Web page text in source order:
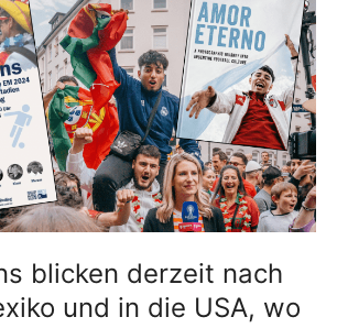
blicken derzeit nach
und in die USA, wo